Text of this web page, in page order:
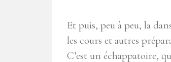
Et puis, peu à peu, la
les cours et autres
C’est un échappatoire,